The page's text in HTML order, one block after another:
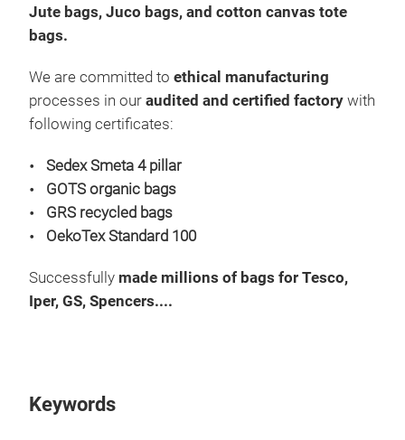
Jute bags, Juco bags, and cotton canvas tote
bags.
We are committed to ethical manufacturing
processes in our audited and certified factory with
following certificates:
Sedex Smeta 4 pillar
GOTS organic bags
GRS recycled bags
OekoTex Standard 100
Successfully made millions of bags for Tesco,
Iper, GS, Spencers....
Keywords